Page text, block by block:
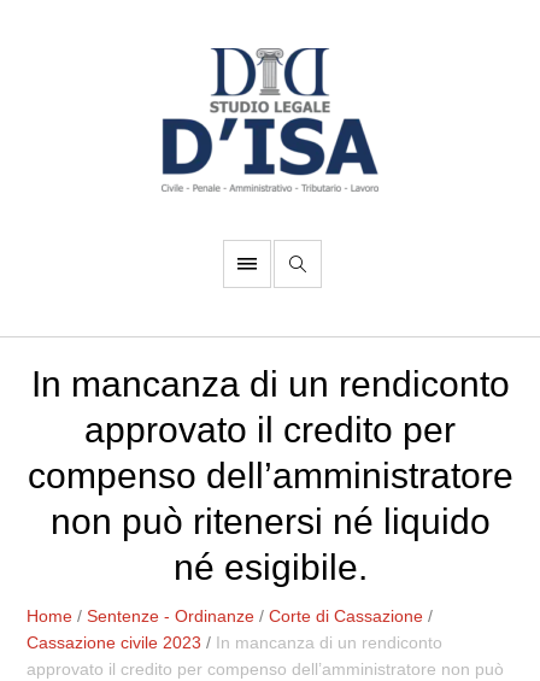
In mancanza di un rendiconto
approvato il credito per
compenso dell’amministratore
non può ritenersi né liquido
né esigibile.
Home /Sentenze - Ordinanze /Corte di Cassazione /
Cassazione civile 2023 / In mancanza di un rendiconto
approvato il credito per compenso dell’amministratore non può